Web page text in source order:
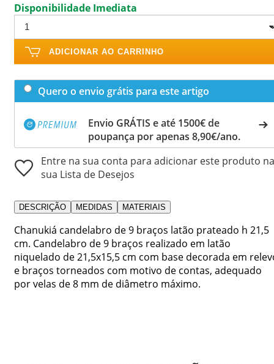
Disponibilidade Imediata
ADICIONAR AO CARRINHO
Quero o envio grátis para este artigo
Envio GRÁTIS e até 1500€ de
poupança por apenas 8,90€/ano.
Entre na sua conta para adicionar este produto na
sua Lista de Desejos
DESCRIÇÃO MEDIDAS MATERIAIS
Chanukiá candelabro de 9 braços latão prateado h 21,5
cm. Candelabro de 9 braços realizado em latão
niquelado de 21,5x15,5 cm com base decorada em
e braços torneados com motivo de contas, adequado
por velas de 8 mm de diâmetro máximo.